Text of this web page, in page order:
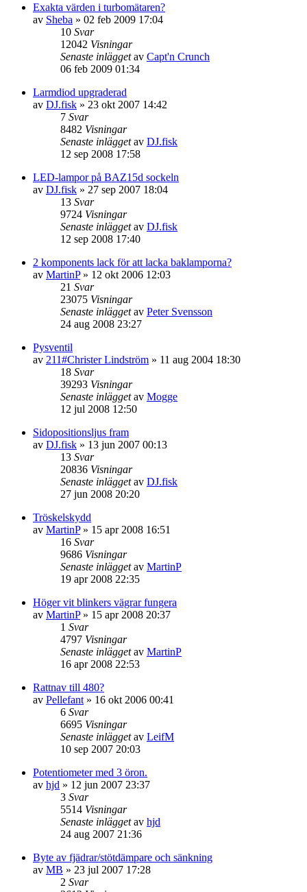
Exakta värden i turbomätaren?
av Sheba » 02 feb 2009 17:04
10 Svar
12042 Visningar
Senaste inläggetav Capt'n Crunch
06 feb 2009 01:34
Larmdiod upgraderad
av DJ.fisk » 23 okt 2007 14:42
7 Svar
8482 Visningar
Senaste inläggetav DJ.fisk
12 sep 2008 17:58
LED-lampor på BAZ15d sockeln
av DJ.fisk » 27 sep 2007 18:04
13 Svar
9724 Visningar
Senaste inläggetav DJ.fisk
12 sep 2008 17:40
2 komponents lack för att lacka baklamporna?
av MartinP» 12 okt 2006 12:03
21 Svar
23075 Visningar
Senaste inläggetav Peter Svensson
24 aug 2008 23:27
Pysventil
av 211#Christer Lindström » 11 aug 2004 18:30
18 Svar
39293 Visningar
Senaste inläggetav Mogge
12 jul 2008 12:50
Sidopositionsljus fram
av DJ.fisk » 13 jun 2007 00:13
13 Svar
20836 Visningar
Senaste inläggetav DJ.fisk
27 jun 2008 20:20
Tröskelskydd
av MartinP» 15 apr 2008 16:51
16 Svar
9686 Visningar
Senaste inläggetav MartinP
19 apr 2008 22:35
Höger vit blinkers vägrar fungera
av MartinP» 15 apr 2008 20:37
1 Svar
4797 Visningar
Senaste inläggetav MartinP
16 apr 2008 22:53
Rattnav till 480?
av Pellefant » 16 okt 2006 00:41
6 Svar
6695 Visningar
Senaste inläggetav LeifM
10 sep 2007 20:03
Potentiometer med 3 öron.
av hjd » 12 jun 2007 23:37
3 Svar
5514 Visningar
Senaste inläggetav hjd
24 aug 2007 21:36
Byte av fjädrar/stötdämpare och sänkning
av MB » 23 jul 2007 17:28
2 Svar